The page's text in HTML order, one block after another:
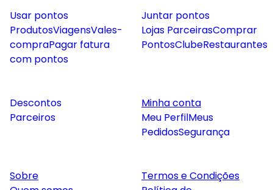
Usar pontos
ProdutosViagensVales-
compraPagar fatura
com pontos
Juntar pontos
Lojas ParceirasComprar
PontosClubeRestaurantes
Descontos
Parceiros
Minha conta
Meu PerfilMeus
PedidosSegurança
Sobre
Termos e Condições